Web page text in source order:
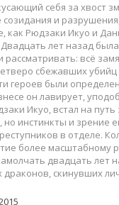
себя за хвост
и
как Рюдзаки Икуо и
лет назад
рассматривать: всё
сбежавших
героев были
он лавирует,
Икуо, встал на
но инстинкты и зрение
в отделе.
более масштабному
двадцать лет
скинувших